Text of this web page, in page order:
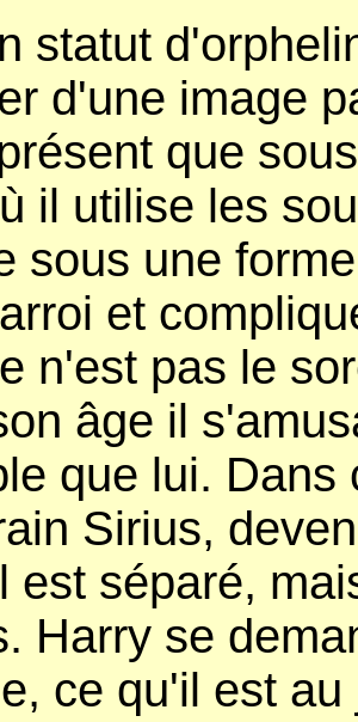
statut
d'une image
que
il utilise les
sous une
et
n'est pas le
âge il
que lui.
Sirius,
est séparé,
Harry se
ce qu'il est